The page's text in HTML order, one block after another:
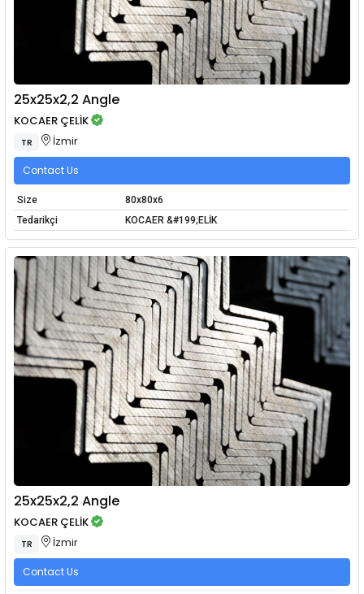
25x25x2,2 Angle
KOCAER ÇELİK
TR İzmir
Contact Us
Size
80x80x6
Tedarikçi
KOCAER &#199;ELİK
25x25x2,2 Angle
KOCAER ÇELİK
TR İzmir
Contact Us